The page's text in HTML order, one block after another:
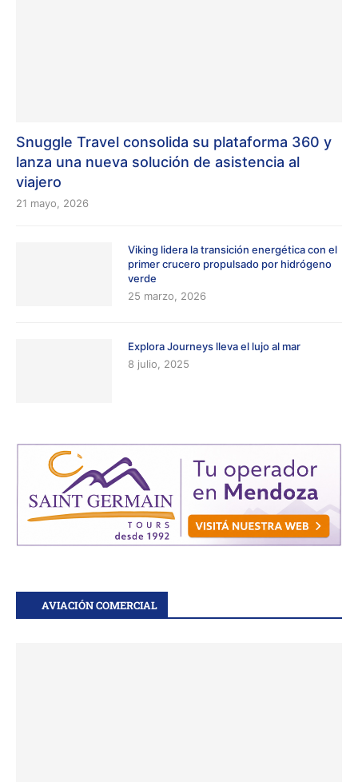
Snuggle Travel consolida su plataforma 360 y
lanza una nueva solución de asistencia al
viajero
21 mayo, 2026
Viking lidera la transición energética con el
primer crucero propulsado por hidrógeno
verde
25 marzo, 2026
Explora Journeys lleva el lujo al mar
8 julio, 2025
AVIACIÓN COMERCIAL